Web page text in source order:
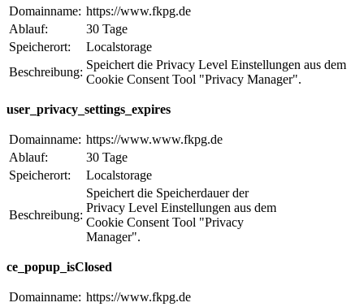
Domainname: https://www.fkpg.de
Ablauf:
30 Tage
Speicherort:
Localstorage
Beschreibung:
Speichert die Privacy Level Einstellungen aus dem
Cookie Consent Tool "Privacy Manager".
user_privacy_settings_expires
Domainname: https://www.www.fkpg.de
Ablauf:
30 Tage
Speicherort:
Localstorage
Beschreibung:
Speichert die Speicherdauer der
Privacy Level Einstellungen aus dem
Cookie Consent Tool "Privacy
Manager".
ce_popup_isClosed
Domainname: https://www.fkpg.de